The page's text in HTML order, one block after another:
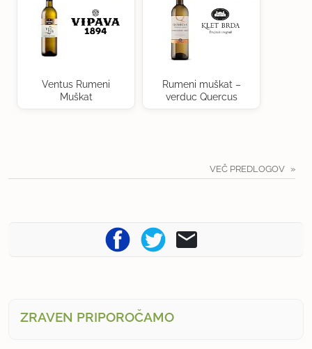
Ventus Rumeni
Muškat
Rumeni muškat –
verduc Quercus
VEČ PREDLOGOV
ZRAVEN PRIPOROČAMO